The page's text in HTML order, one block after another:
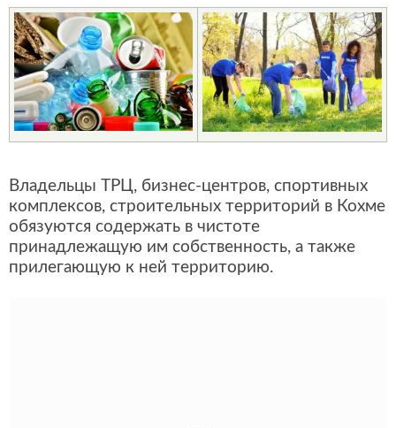
Владельцы ТРЦ, бизнес-центров, спортивных
комплексов, строительных территорий в Кохме
обязуются содержать в чистоте
принадлежащую им собственность, а также
прилегающую к ней территорию.